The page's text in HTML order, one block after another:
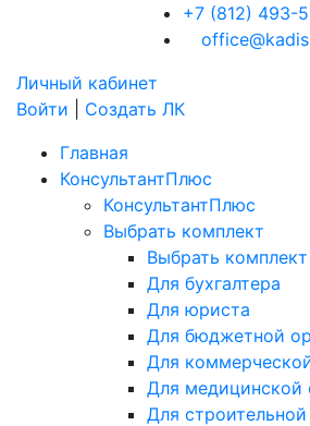
+7 (812) 493-
Личный кабинет
Войти
Создать ЛК
Главная
КонсультантПлюс
КонсультантПлюс
Выбрать комплект
Выбрать комплект
Для бухгалтера
Для юриста
Для бюджетной
Для
Для медицинской
Для